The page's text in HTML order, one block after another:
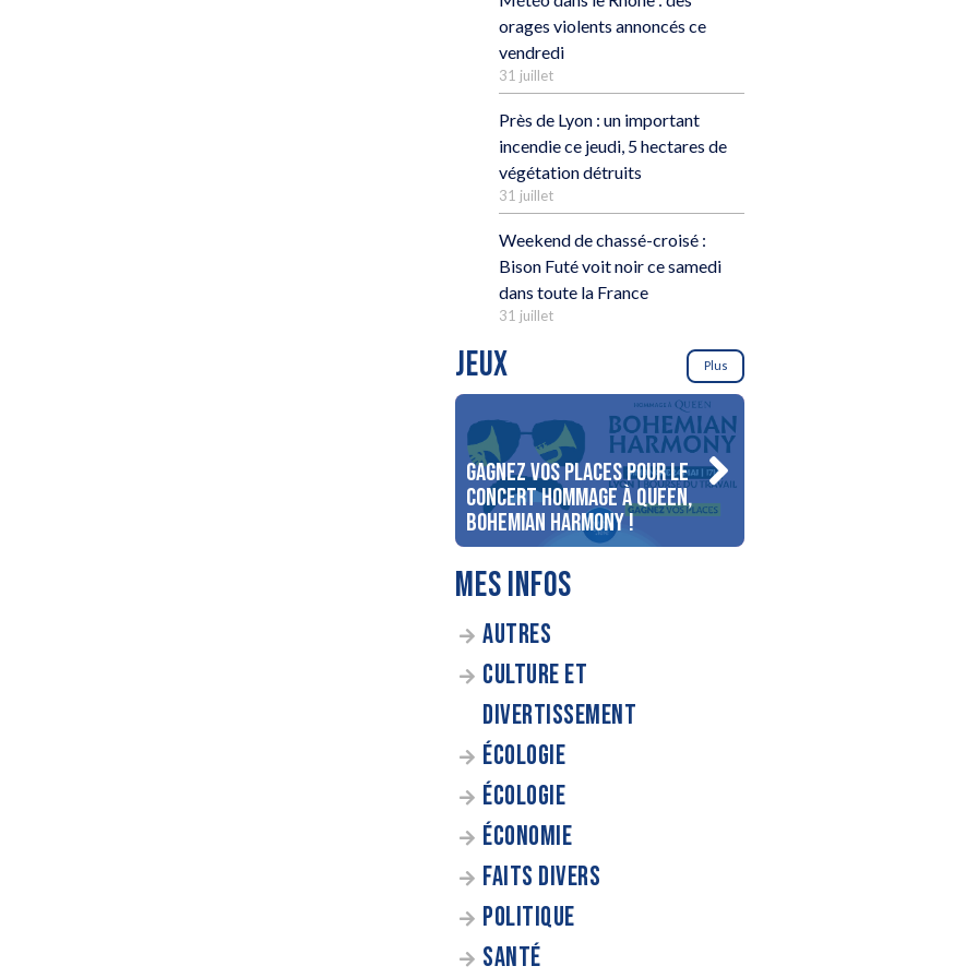
orages violents annoncés ce
vendredi
31 juillet
Près de Lyon : un important
incendie ce jeudi, 5 hectares de
végétation détruits
31 juillet
Weekend de chassé-croisé :
Bison Futé voit noir ce samedi
dans toute la France
31 juillet
JEUX Plus
Gagnez vos places pour le
concert Hommage à Queen,
Bohemian Harmony !
MES INFOS
AUTRES
CULTURE ET
DIVERTISSEMENT
ÉCOLOGIE
ÉCOLOGIE
ÉCONOMIE
FAITS DIVERS
POLITIQUE
SANTÉ